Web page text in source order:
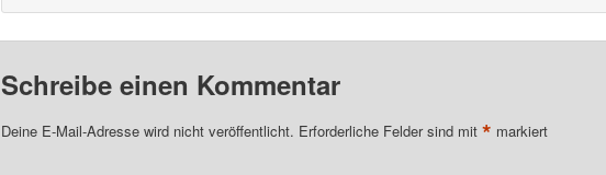
Schreibe einen Kommentar
Deine E-Mail-Adresse wird nicht veröffentlicht. Erforderliche Felder sind mit * markiert